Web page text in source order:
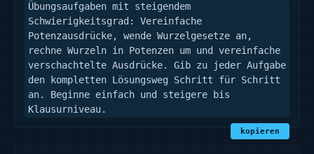
Übungsaufgaben mit steigendem
Schwierigkeitsgrad: Vereinfache
Potenzausdrücke, wende Wurzelgesetze an,
rechne Wurzeln in Potenzen um und vereinfache
verschachtelte Ausdrücke. Gib zu jeder Aufgabe
den kompletten Lösungsweg Schritt für Schritt
an. Beginne einfach und steigere bis
Klausurniveau.
kopieren